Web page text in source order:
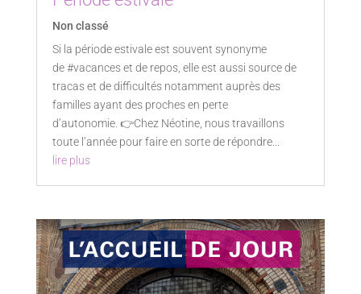
Non classé
Si la période estivale est souvent synonyme
de #vacances et de repos, elle est aussi source de
tracas et de difficultés notamment auprès des
familles ayant des proches en perte
d’autonomie. 👉Chez Néotine, nous travaillons
toute l’année pour faire en sorte de répondre...
lire plus